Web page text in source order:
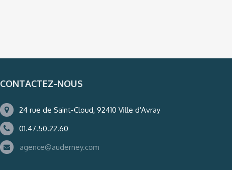
CONTACTEZ-NOUS
24 rue de Saint-Cloud, 92410 Ville d'Avray
01.47.50.22.60
agence@auderney.com